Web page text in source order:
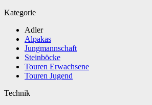
Kategorie
Adler
Alpakas
Jungmannschaft
Steinböcke
Touren Erwachsene
Touren Jugend
Technik